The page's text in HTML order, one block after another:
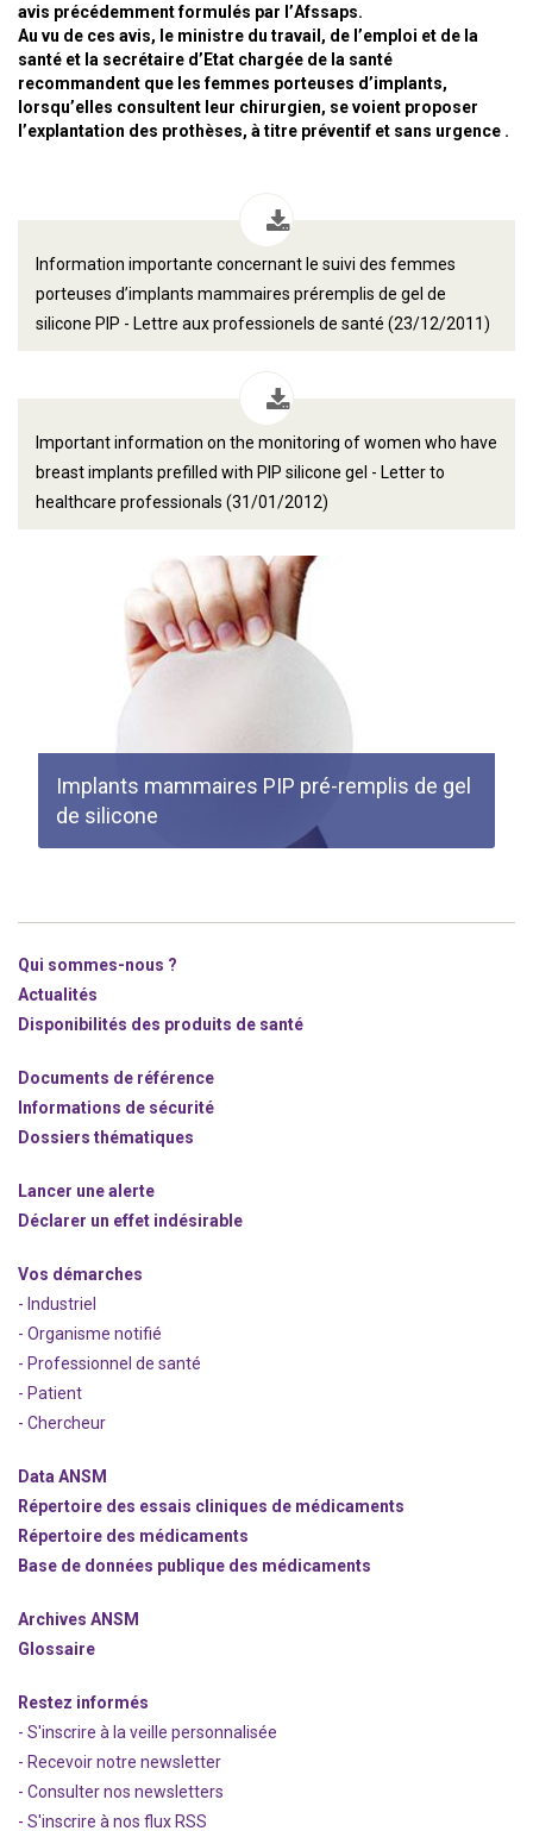
avis précédemment formulés par l’Afssaps.
Au vu de ces avis, le ministre du travail, de l’emploi et de la
santé et la secrétaire d’Etat chargée de la santé
recommandent que les femmes porteuses d’implants,
lorsqu’elles consultent leur chirurgien, se voient proposer
l’explantation des prothèses, à titre préventif et sans urgence .
Information importante concernant le suivi des femmes
porteuses d’implants mammaires préremplis de gel de
silicone PIP - Lettre aux professionels de santé (23/12/2011)
Important information on the monitoring of women who have
breast implants prefilled with PIP silicone gel - Letter to
healthcare professionals (31/01/2012)
Implants mammaires PIP pré-remplis de gel
de silicone
Qui sommes-nous ?
Actualités
Disponibilités des produits de santé
Documents de référence
Informations de sécurité
Dossiers thématiques
Lancer une alerte
Déclarer un effet indésirable
Vos démarches
- Industriel
- Organisme notifié
- Professionnel de santé
- Patient
- Chercheur
Data ANSM
Répertoire des essais cliniques de médicaments
Répertoire des médicaments
Base de données publique des médicaments
Archives ANSM
Glossaire
Restez informés
- S'inscrire à la veille personnalisée
- Recevoir notre newsletter
- Consulter nos newsletters
- S'inscrire à nos flux RSS